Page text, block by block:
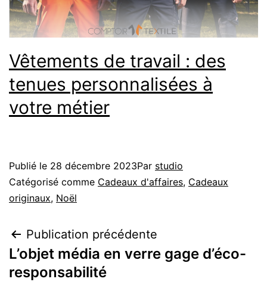
Vêtements de travail : des
tenues personnalisées à
votre métier
Publié le 28 décembre 2023Par studio
Catégorisé comme Cadeaux d'affaires, Cadeaux
originaux, Noël
Publication précédente
L’objet média en verre gage d’éco-
responsabilité